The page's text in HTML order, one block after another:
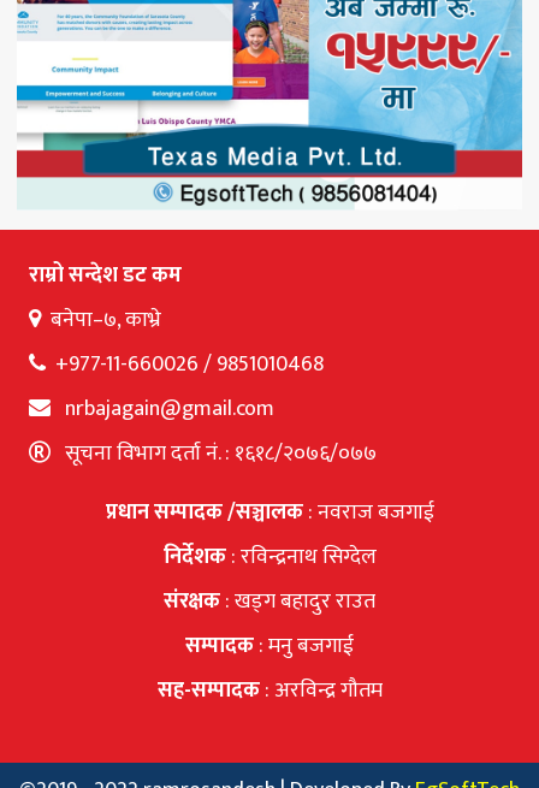
राम्रो सन्देश डट कम
बनेपा–७, काभ्रे
+977-11-660026 / 9851010468
nrbajagain@gmail.com
सूचना विभाग दर्ता नं. : १६१८/२०७६/०७७
प्रधान सम्पादक /सञ्चालक: नवराज बजगाई
निर्देशक: रविन्द्रनाथ सिग्देल
संरक्षक: खड्ग बहादुर राउत
सम्पादक: मनु बजगाई
सह-सम्पादक: अरविन्द्र गौतम